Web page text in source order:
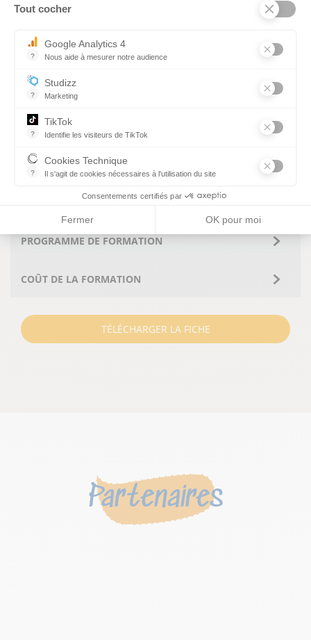
Tout cocher
?
Google Analytics 4
Nous aide à mesurer notre audience
?
Studizz
Marketing
?
TikTok
Identifie les visiteurs de TikTok
?
Cookies Technique
Il s'agit de cookies nécessaires à l'utilisation du site
Consentements certifiés par
Fermer OK pour moi
Evaluation de fin de formation
MODALITÉS D'ACCES AUX
PERSONNES EN SITUATION DE
HANDICAP :
PROGRAMME DE FORMATION
COÛT DE LA FORMATION
TÉLÉCHARGER LA FICHE
Partenaires